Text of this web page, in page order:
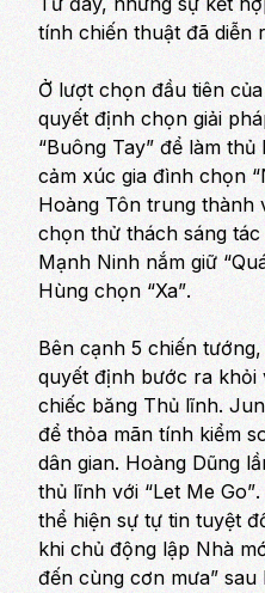
tính chiến thuật đã diễn
Ở lượt chọn đầu tiên
quyết định chọn giải
“Buông Tay” để làm thủ
cảm xúc gia đình chọn
Hoàng Tôn trung thành
chọn thử thách sáng tác
Mạnh Ninh nắm giữ
Hùng chọn “Xa”.
Bên cạnh 5 chiến
quyết định bước ra khỏi
chiếc băng Thủ lĩnh.
để thỏa mãn tính kiểm
dân gian. Hoàng Dũng
thủ lĩnh với“Let Me Go”
thể hiện sự tự tin tuyệt
khi chủ động lập Nhà
đến cùng cơn mưa” sau